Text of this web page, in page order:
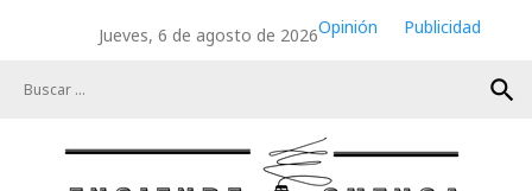
Jueves, 6 de agosto de 2026Opinión
Publicidad
search